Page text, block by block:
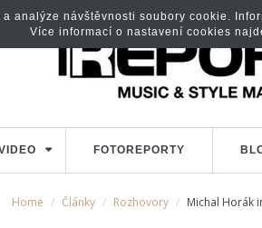
FOTOREPORTY
Home Články Rozhovory Michal Horák
analýze návštěvnosti soubory cookie.
Více informací o nastavení cookies